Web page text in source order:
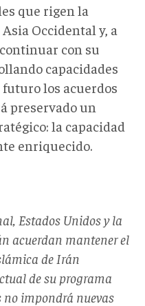
que rigen la
Occidental y, a
con su
capacidades
futuro los acuerdos
preservado un
la capacidad
enriquecido.
Estados Unidos y la
acuerdan mantener el
de Irán
de su programa
no impondrá nuevas